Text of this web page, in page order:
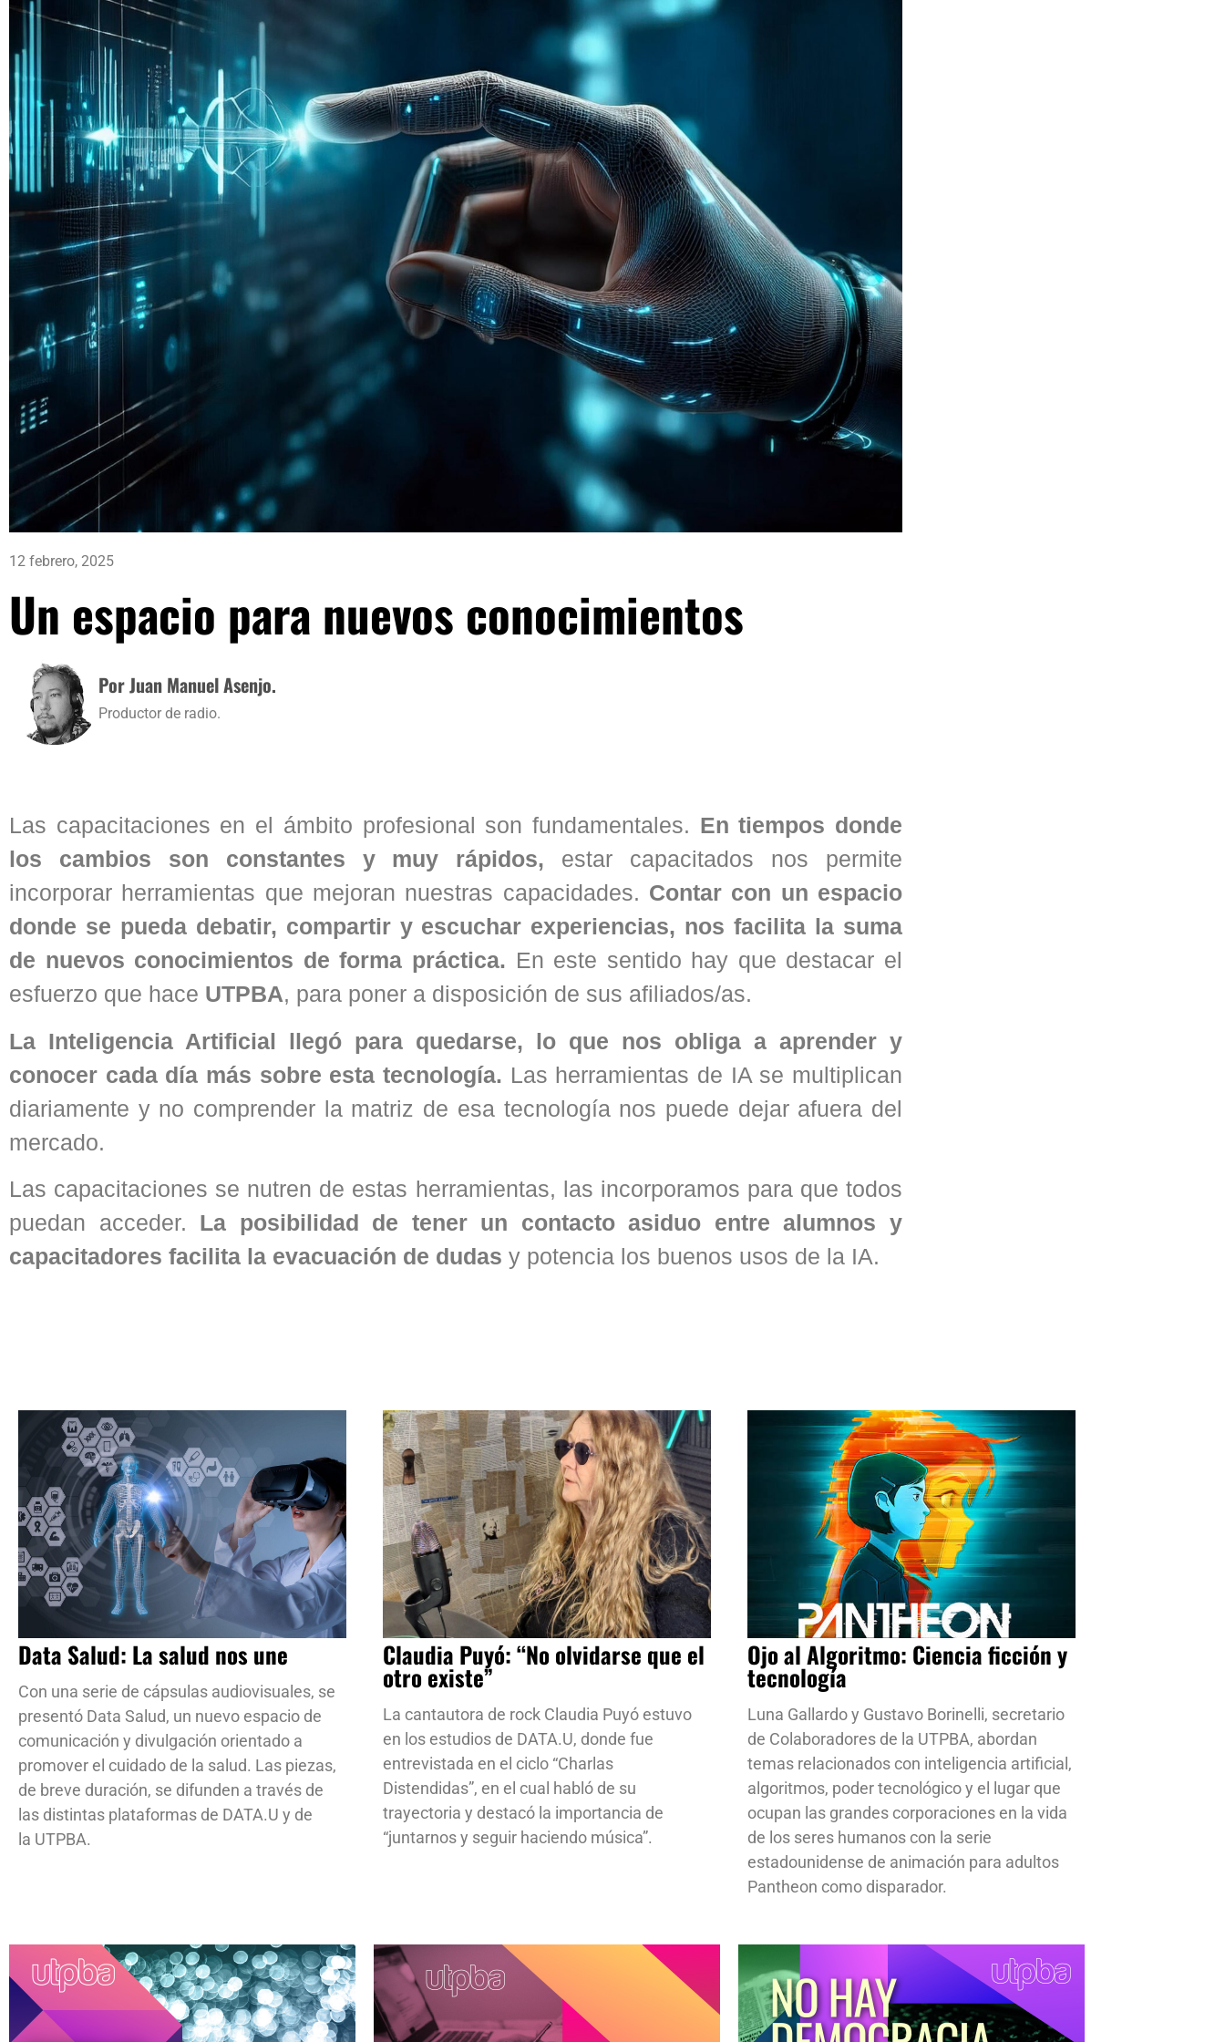
12 febrero, 2025
Un espacio para nuevos conocimientos
Por Juan Manuel Asenjo.
Productor de radio.
Las capacitaciones en el ámbito profesional son fundamentales. En tiempos donde
los cambios son constantes y muy rápidos, estar capacitados nos permite
incorporar herramientas que mejoran nuestras capacidades. Contar con un espacio
donde se pueda debatir, compartir y escuchar experiencias, nos facilita la suma
de nuevos conocimientos de forma práctica. En este sentido hay que destacar el
esfuerzo que hace UTPBA, para poner a disposición de sus afiliados/as.
La Inteligencia Artificial llegó para quedarse, lo que nos obliga a aprender y
conocer cada día más sobre esta tecnología. Las herramientas de IA se multiplican
diariamente y no comprender la matriz de esa tecnología nos puede dejar afuera del
mercado.
Las capacitaciones se nutren de estas herramientas, las incorporamos para que todos
puedan acceder. La posibilidad de tener un contacto asiduo entre alumnos y
capacitadores facilita la evacuación de dudas y potencia los buenos usos de la IA.
Data Salud: La salud nos une
Con una serie de cápsulas audiovisuales, se
presentó Data Salud, un nuevo espacio de
comunicación y divulgación orientado a
promover el cuidado de la salud. Las piezas,
de breve duración, se difunden a través de
las distintas plataformas de DATA.U y de
la UTPBA.
Claudia Puyó: “No olvidarse que el
otro existe”
La cantautora de rock Claudia Puyó estuvo
en los estudios de DATA.U, donde fue
entrevistada en el ciclo “Charlas
Distendidas”, en el cual habló de su
trayectoria y destacó la importancia de
“juntarnos y seguir haciendo música”.
Ojo al Algoritmo: Ciencia ficción y
tecnología
Luna Gallardo y Gustavo Borinelli, secretario
de Colaboradores de la UTPBA, abordan
temas relacionados con inteligencia artificial,
algoritmos, poder tecnológico y el lugar que
ocupan las grandes corporaciones en la vida
de los seres humanos con la serie
estadounidense de animación para adultos
Pantheon como disparador.